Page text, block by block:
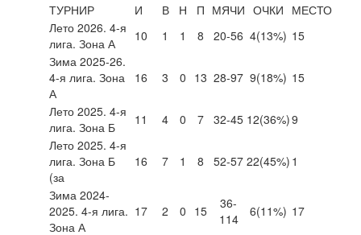
ТУРНИР
И В Н П МЯЧИ ОЧКИ МЕСТО
Лето 2026. 4-я
лига. Зона А
10 1 1 8 20-56 4(13%) 15
Зима 2025-26.
4-я лига. Зона
А
16 3 0 13 28-97 9(18%) 15
Лето 2025. 4-я
лига. Зона Б
11 4 0 7 32-45 12(36%)9
Лето 2025. 4-я
лига. Зона Б
(за
16 7 1 8 52-57 22(45%) 1
Зима 2024-
2025. 4-я лига.
Зона А
17 2 0 15
36-
114
6(11%) 17